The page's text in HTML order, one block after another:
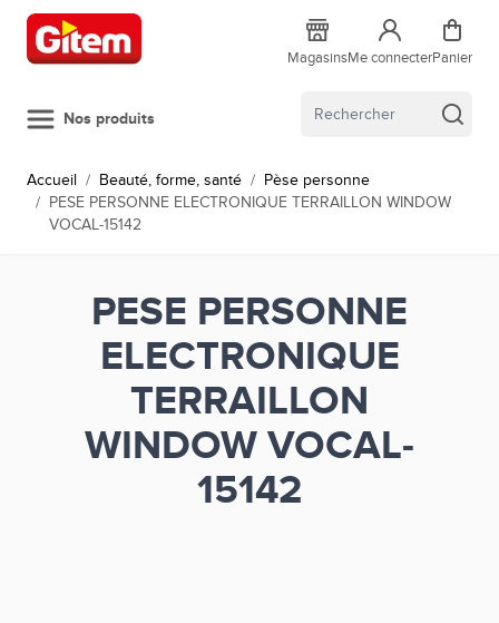
Allez au contenu
MagasinsMe connecterPanier
Nos produits
Accueil / Beauté, forme, santé / Pèse personne
/ PESE PERSONNE ELECTRONIQUE TERRAILLON WINDOW
VOCAL-15142
PESE PERSONNE
ELECTRONIQUE
TERRAILLON
WINDOW VOCAL-
15142